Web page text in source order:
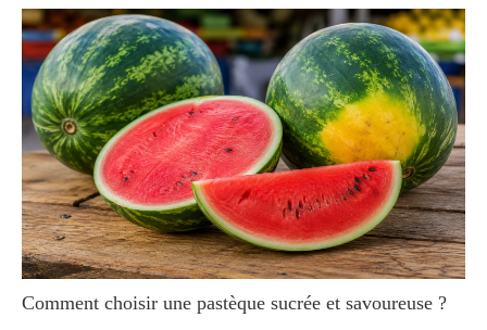
Comment choisir une pastèque sucrée et savoureuse ?